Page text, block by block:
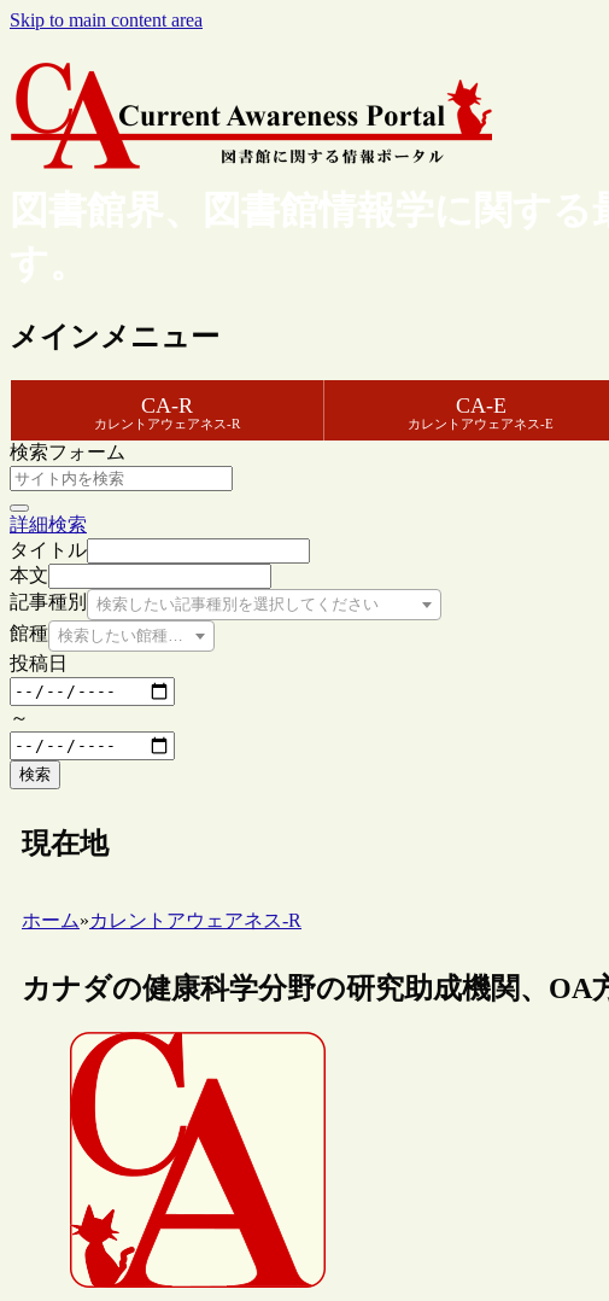
Skip to main content area
図書館界、図書館情報学に関す
す。
メインメニュー
CA-R
カレントアウェアネス-R
CA-E
カレントアウェアネス-E
検索フォーム
詳細検索
タイトル
本文
記事種別
検索したい記事種別を選択してください
館種 検索したい館種を選択してください
投稿日
～
検索
現在地
ホーム»カレントアウェアネス-R
カナダの健康科学分野の研究助成機関、OA